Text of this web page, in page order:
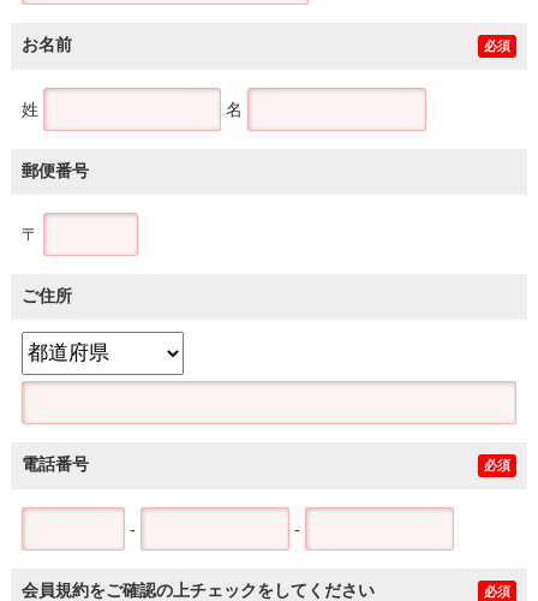
お名前 必須
姓 名
郵便番号
〒
ご住所
電話番号 必須
- -
会員規約をご確認の上チェックをしてください 必須